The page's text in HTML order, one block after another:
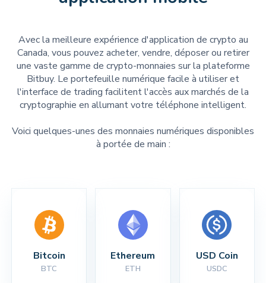
Avec la meilleure expérience d'application de crypto au
Canada, vous pouvez acheter, vendre, déposer ou retirer
une vaste gamme de crypto-monnaies sur la plateforme
Bitbuy. Le portefeuille numérique facile à utiliser et
l'interface de trading facilitent l'accès aux marchés de la
cryptographie en allumant votre téléphone intelligent.
Voici quelques-unes des monnaies numériques disponibles
à portée de main :
Bitcoin
BTC
Ethereum
ETH
USD Coin
USDC